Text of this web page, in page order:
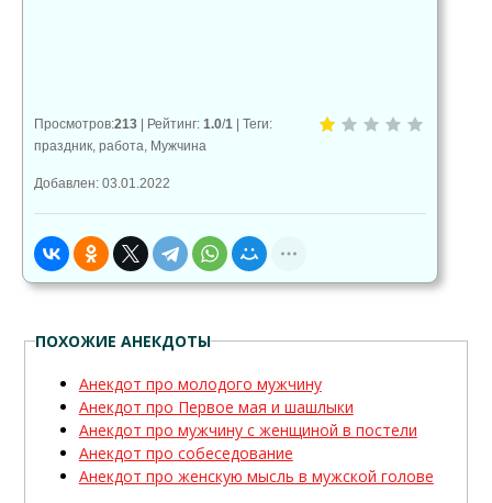
Просмотров:213 | Рейтинг: 1.0/1 | Теги:
праздник работа Мужчина
Добавлен: 03.01.2022
ПОХОЖИЕ АНЕКДОТЫ
Анекдот про молодого мужчину
Анекдот про Первое мая и шашлыки
Анекдот про мужчину с женщиной в постели
Анекдот про собеседование
Анекдот про женскую мысль в мужской голове